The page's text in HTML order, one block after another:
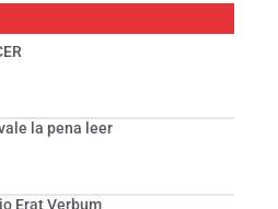
la pena leer
Erat Verbum